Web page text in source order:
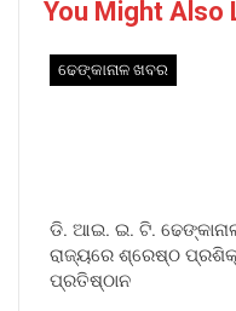
You Might Also
ଢେଙ୍କାନାଳ ଖବର
ଡି. ଆଇ. ଇ. ଟି.
ରାଜ୍ୟରେ ଶ୍ରେଷ୍ଠ
ପ୍ରତିଷ୍ଠାନ